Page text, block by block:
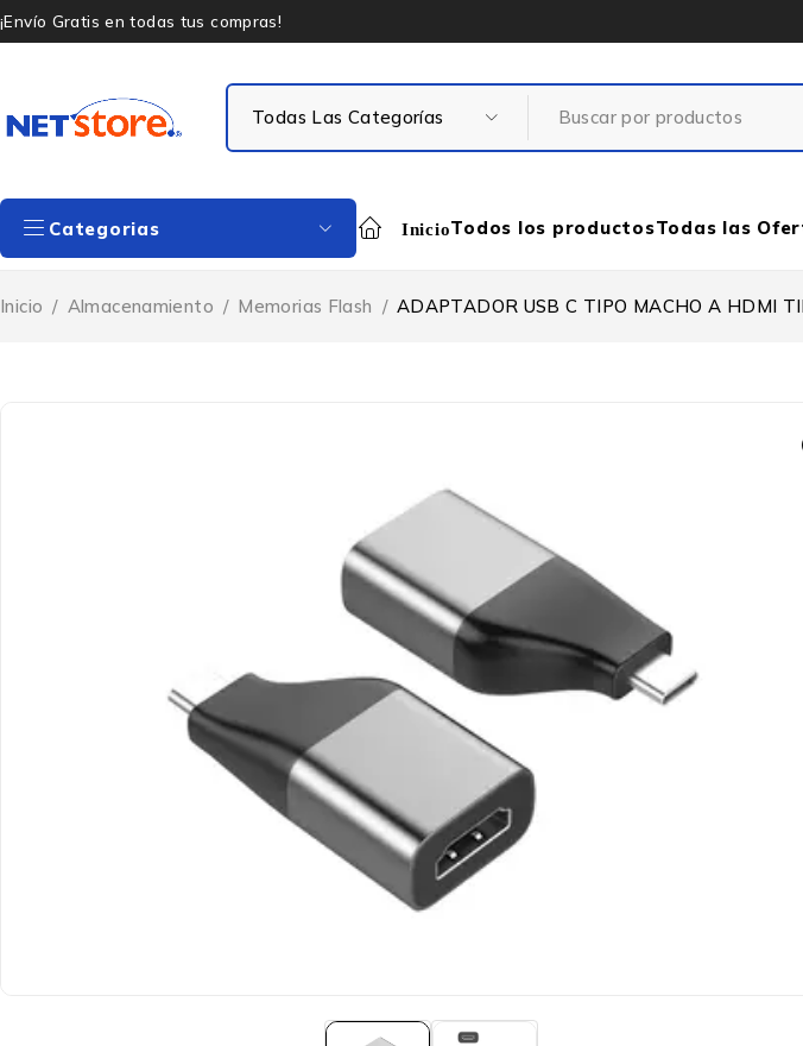
¡Envío Gratis en todas tus compras!
Categorias InicioTodos los productosTodas las
Inicio / Almacenamiento / Memorias Flash / ADAPTADOR USB C TIPO MACHO A HDMI